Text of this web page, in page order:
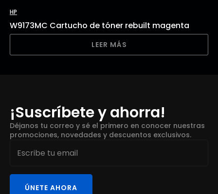
HP
W9173MC Cartucho de tóner rebuilt magenta
LEER MÁS
¡Suscríbete y ahorra!
Déjanos tu correo y sé el primero en conocer nuestras
promociones, novedades y descuentos exclusivos.
Email
ÚNETE AHORA